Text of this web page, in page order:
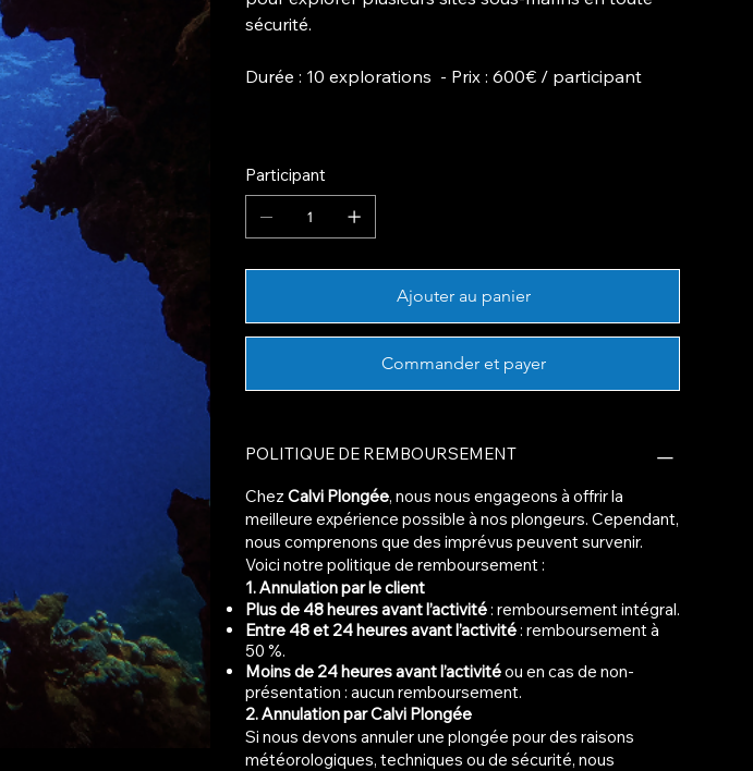
sécurité.
Durée : 10 explorations - Prix: 600€ / participant
Participant
Ajouter au panier
Commander et payer
POLITIQUE DE REMBOURSEMENT
Chez Calvi Plongée, nous nous engageons à offrir la
meilleure expérience possible à nos plongeurs. Cependant,
nous comprenons que des imprévus peuvent survenir.
Voici notre politique de remboursement :
1. Annulation par le client
Plus de 48 heures avant l’activité: remboursement intégral.
Entre 48 et 24 heures avant l’activité: remboursement à
50 %.
Moins de 24 heures avant l’activitéou en cas de non-
présentation : aucun remboursement.
2. Annulation par Calvi Plongée
Si nous devons annuler une plongée pour des raisons
météorologiques, techniques ou de sécurité, nous